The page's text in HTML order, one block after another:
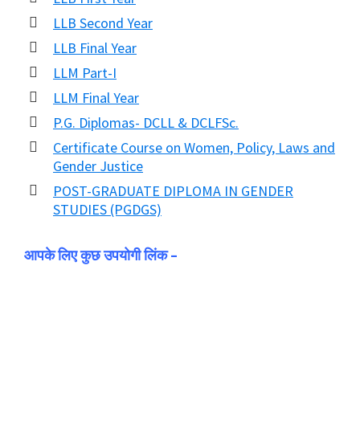
LLB Second Year
LLB Final Year
LLM Part-I
LLM Final Year
P.G. Diplomas- DCLL & DCLFSc.
Certificate Course on Women, Policy, Laws and
Gender Justice
POST-GRADUATE DIPLOMA IN GENDER
STUDIES (PGDGS)
आपके लिए कुछ उपयोगी लिंक –